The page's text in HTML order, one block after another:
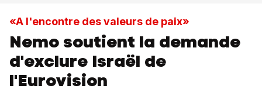
«A l'encontre des valeurs de paix»
Nemo soutient la demande
d'exclure Israël de
l'Eurovision